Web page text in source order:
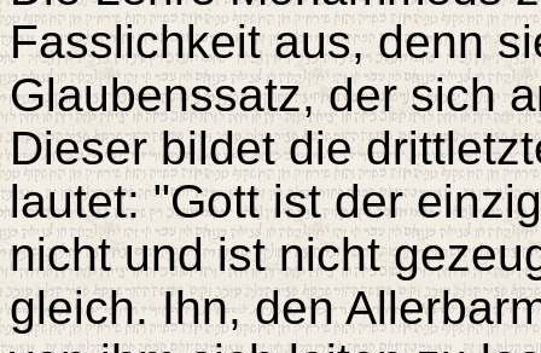
Fasslichkeit aus, denn
Glaubenssatz, der sich
Dieser bildet die
lautet: "Gott ist der
nicht und ist nicht
gleich. Ihn, den